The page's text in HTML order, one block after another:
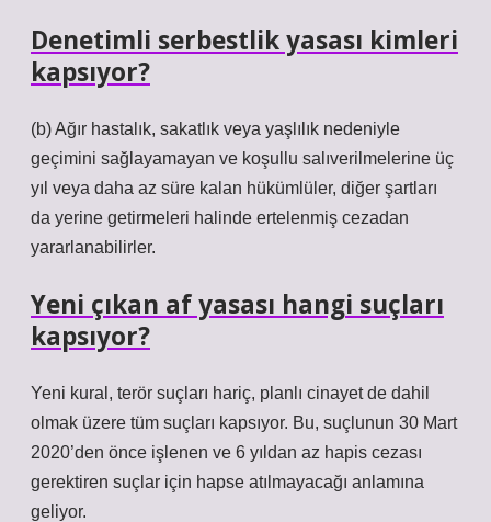
Denetimli serbestlik yasası kimleri
kapsıyor?
(b) Ağır hastalık, sakatlık veya yaşlılık nedeniyle
geçimini sağlayamayan ve koşullu salıverilmelerine üç
yıl veya daha az süre kalan hükümlüler, diğer şartları
da yerine getirmeleri halinde ertelenmiş cezadan
yararlanabilirler.
Yeni çıkan af yasası hangi suçları
kapsıyor?
Yeni kural, terör suçları hariç, planlı cinayet de dahil
olmak üzere tüm suçları kapsıyor. Bu, suçlunun 30 Mart
2020’den önce işlenen ve 6 yıldan az hapis cezası
gerektiren suçlar için hapse atılmayacağı anlamına
geliyor.